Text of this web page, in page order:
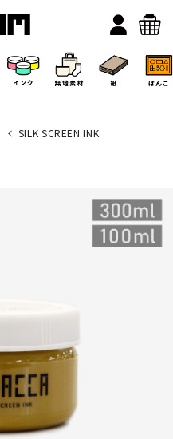
SILK SCREEN INK